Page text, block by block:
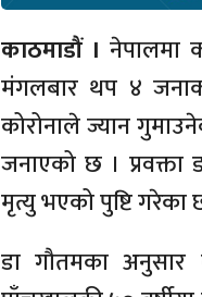
काठमाडौं । नेपालमा
मंगलबार थप ४
कोरोनाले ज्यान
जनाएको छ ।
मृत्यु भएको पुष्टि गरेका
डा गौतमका अनुसार